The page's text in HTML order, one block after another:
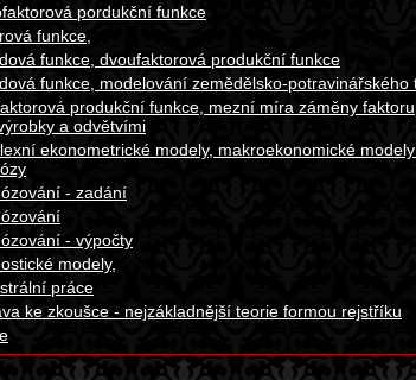
pordukční funkce
funkce,
funkce, dvoufaktorová produkční funkce
funkce, modelování zemědělsko-potravinářského
produkční funkce, mezní míra záměny
a odvětvími
ekonometrické modely, makroekonomické
- zadání
- výpočty
modely,
práce
ke zkoušce - nejzákladnější teorie formou rejstříku